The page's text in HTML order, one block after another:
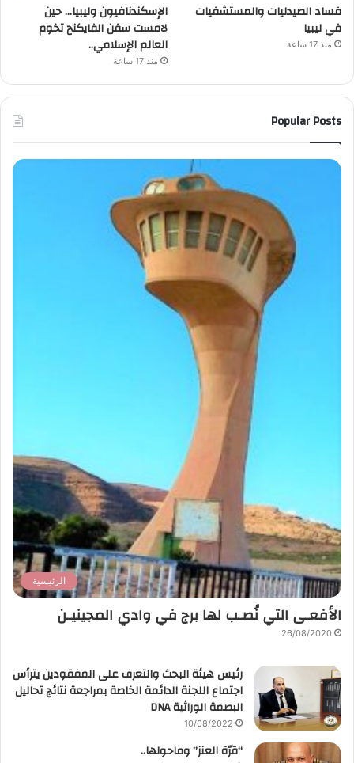
فساد الصيدليات والمستشفيات
في ليبيا
منذ 17 ساعة
الإسكندنافيون وليبيا… حين
لامست سفن الفايكنج تخوم
العالم الإسلامي..
منذ 17 ساعة
Popular Posts
الرئيسية
الأفعـى التي نُصـب لها برج في وادي المجينيـن
26/08/2020
رئيس هيئة البحث والتعرف على المفقودين يترأس
اجتماع اللجنة الدائمة الخاصة بمراجعة نتائج تحاليل
البصمة الوراثية DNA
10/08/2022
“قرّة العنز” وماحولها..